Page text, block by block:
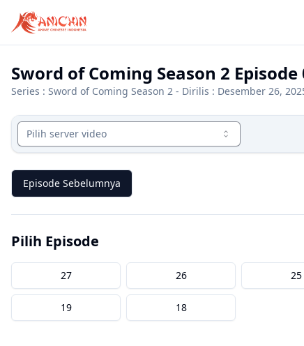
Sword of Coming Season 2 Episode
Series : Sword of Coming Season 2 - Dirilis : Desember 26,
Pilih server video
Episode Sebelumnya
Pilih Episode
27 26 25
19 18